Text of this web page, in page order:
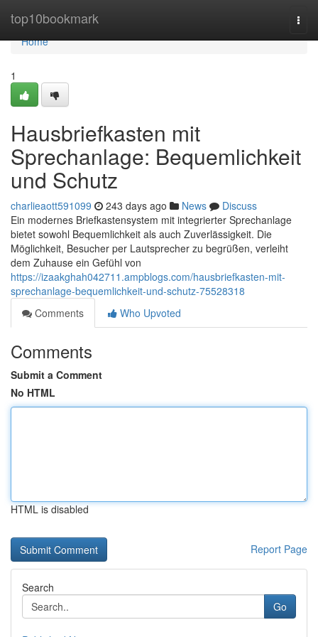
top10bookmark
Home
Home
1
Hausbriefkasten mit
Sprechanlage: Bequemlichkeit
und Schutz
charlieaott591099 243 days ago News
Discuss
Ein modernes Briefkastensystem mit integrierter Sprechanlage
bietet sowohl Bequemlichkeit als auch Zuverlässigkeit. Die
Möglichkeit, Besucher per Lautsprecher zu begrüßen, verleiht
dem Zuhause ein Gefühl von
https://izaakghah042711.ampblogs.com/hausbriefkasten-mit-
sprechanlage-bequemlichkeit-und-schutz-75528318
Comments
Who Upvoted
Comments
Submit a Comment
No HTML
HTML is disabled
Report Page
Search
Go